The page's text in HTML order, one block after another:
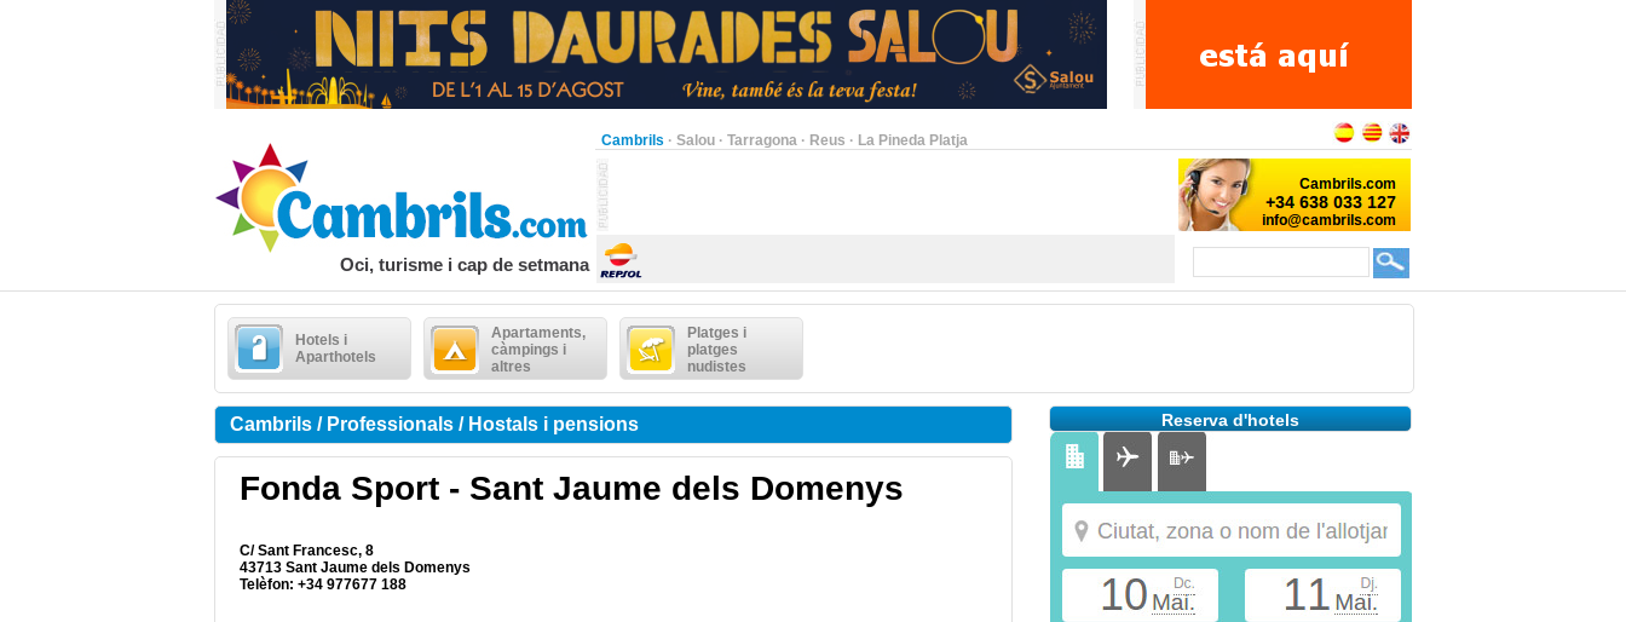
Cambrils · Salou · Tarragona · Reus · La Pineda Platja
Oci, turisme i cap de setmana
Hotels i
Aparthotels
Apartaments,
càmpings i
altres
Platges i
platges
nudistes
Cambrils / Professionals / Hostals i pensions
Fonda Sport - Sant Jaume dels Domenys
C/ Sant Francesc, 8
43713 Sant Jaume dels Domenys
Telèfon: +34 977677 188
Reserva d'hotels